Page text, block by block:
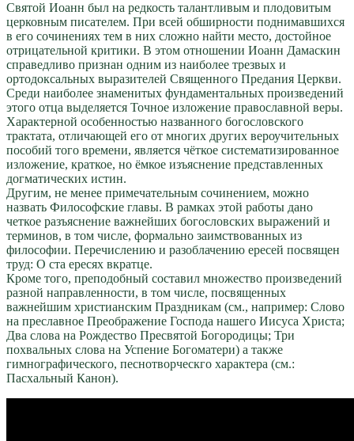
Святой Иоанн был на редкость талантливым и плодовитым
церковным писателем. При всей обширности поднимавшихся
в его сочинениях тем в них сложно найти место, достойное
отрицательной критики. В этом отношении Иоанн Дамаскин
справедливо признан одним из наиболее трезвых и
ортодоксальных выразителей Священного Предания Церкви.
Среди наиболее знаменитых фундаментальных произведений
этого отца выделяется Точное изложение православной веры.
Характерной особенностью названного богословского
трактата, отличающей его от многих других вероучительных
пособий того времени, является чёткое систематизированное
изложение, краткое, но ёмкое изъяснение представленных
догматических истин.
Другим, не менее примечательным сочинением, можно
назвать Философские главы. В рамках этой работы дано
четкое разъяснение важнейших богословских выражений и
терминов, в том числе, формально заимствованных из
философии. Перечислению и разоблачению ересей посвящен
труд: О ста ересях вкратце.
Кроме того, преподобный составил множество произведений
разной направленности, в том числе, посвященных
важнейшим христианским Праздникам (см., например: Слово
на преславное Преображение Господа нашего Иисуса Христа;
Два слова на Рождество Пресвятой Богородицы; Три
похвальных слова на Успение Богоматери) а также
гимнографического, песнотворческго характера (см.:
Пасхальный Канон).